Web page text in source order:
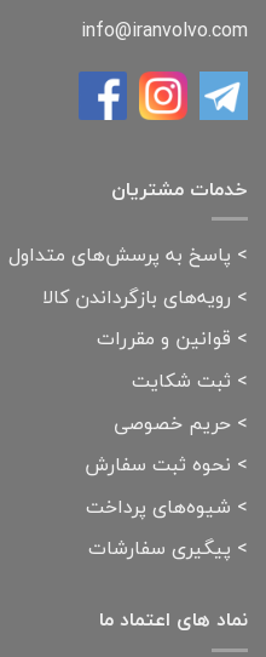
info@iranvolvo.com
خدمات مشتریان
> پاسخ به پرسش‌های متداول
> رویه‌های بازگرداندن کالا
> قوانین و مقررات
> ثبت شکایت
> حریم خصوصی
> نحوه ثبت سفارش
> شیوه‌های پرداخت
> پیگیری سفارشات
نماد های اعتماد ما